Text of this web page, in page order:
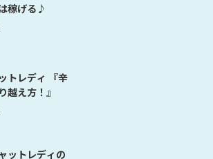
稼げる♪
ディ 『辛
越え方！』
ットレディの